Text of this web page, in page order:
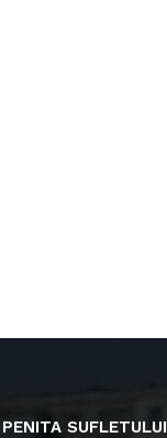
PENITA SUFLETULUI